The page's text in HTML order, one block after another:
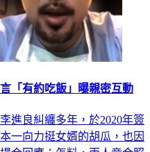
「有約吃飯」曝親密互動
進良糾纏多年，於2020年簽
一向力挺女婿的胡瓜，也因